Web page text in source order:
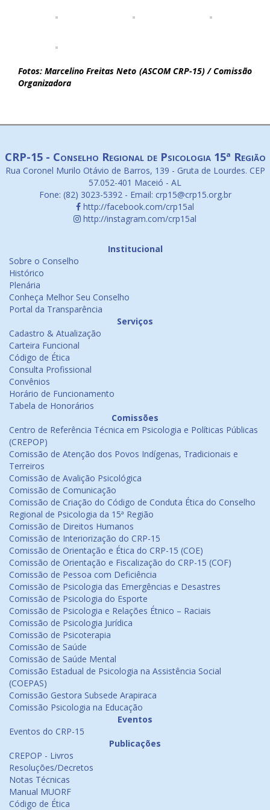
Fotos: Marcelino Freitas Neto (ASCOM CRP-15) / Comissão
Organizadora
CRP-15 - Conselho Regional de Psicologia 15ª Região
Rua Coronel Murilo Otávio de Barros, 139 - Gruta de Lourdes. CEP
57.052-401 Maceió - AL
Fone: (82) 3023-5392 - Email: crp15@crp15.org.br
http://facebook.com/crp15al
http://instagram.com/crp15al
Institucional
Sobre o Conselho
Histórico
Plenária
Conheça Melhor Seu Conselho
Portal da Transparência
Serviços
Cadastro & Atualização
Carteira Funcional
Código de Ética
Consulta Profissional
Convênios
Horário de Funcionamento
Tabela de Honorários
Comissões
Centro de Referência Técnica em Psicologia e Políticas Públicas
(CREPOP)
Comissão de Atenção dos Povos Indígenas, Tradicionais e
Terreiros
Comissão de Avalição Psicológica
Comissão de Comunicação
Comissão de Criação do Código de Conduta Ética do Conselho
Regional de Psicologia da 15ª Região
Comissão de Direitos Humanos
Comissão de Interiorização do CRP-15
Comissão de Orientação e Ética do CRP-15 (COE)
Comissão de Orientação e Fiscalização do CRP-15 (COF)
Comissão de Pessoa com Deficiência
Comissão de Psicologia das Emergências e Desastres
Comissão de Psicologia do Esporte
Comissão de Psicologia e Relações Étnico – Raciais
Comissão de Psicologia Jurídica
Comissão de Psicoterapia
Comissão de Saúde
Comissão de Saúde Mental
Comissão Estadual de Psicologia na Assistência Social
(COEPAS)
Comissão Gestora Subsede Arapiraca
Comissão Psicologia na Educação
Eventos
Eventos do CRP-15
Publicações
CREPOP - Livros
Resoluções/Decretos
Notas Técnicas
Manual MUORF
Código de Ética